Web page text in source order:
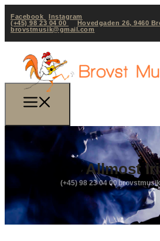
Facebook
Instagram
(+45) 98 23 04 00
Hovedgaden 26, 9460
brovstmusik@gmail.com
Allmost
(+45) 98 23 04 00